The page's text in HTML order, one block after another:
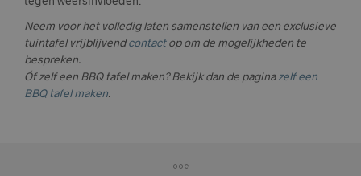
Neem voor het volledig laten samenstellen van een exclusieve
tuintafel vrijblijvendcontactop om de mogelijkheden te
bespreken.
Óf zelf een BBQ tafel maken? Bekijk dan de paginazelf een
BBQ tafel maken.